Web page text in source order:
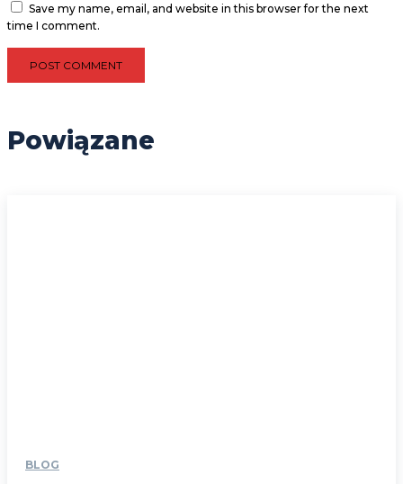
Save my name, email, and website in this browser for the next
time I comment.
Powiązane
BLOG